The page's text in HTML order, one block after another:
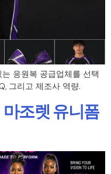
응원복 공급업체를 선택
그리고 제조사 역량.
조렛 유니폼